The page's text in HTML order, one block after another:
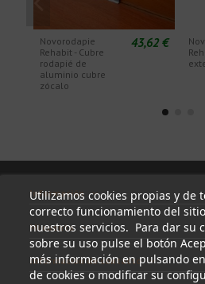
Novorodapie
Rehabit - Cubre
rodapié de
aluminio cubre
zócalo
43,62 €
Utilizamos cookies propias y de
correcto funcionamiento del
nuestros servicios. Para dar su
sobre su uso pulse el botón
más información en pulsando
de cookies o modificar su
Información
Mi cuenta
Información de contacto